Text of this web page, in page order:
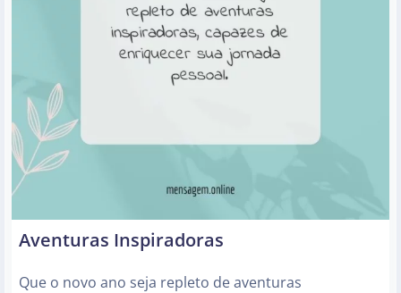
Aventuras Inspiradoras
Que o novo ano seja repleto de aventuras